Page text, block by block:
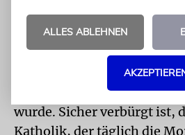
lautet ein Kommentar im
Memoria.
Unklar bleibt, ob
wegsah oder von Assisis
wurde. Sicher verbürgt ist,
Katholik, der täglich die
ALLES ABLEHNEN